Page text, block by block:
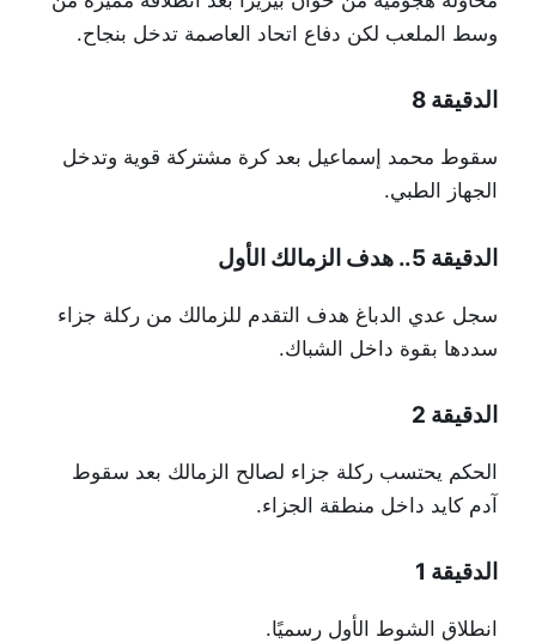
وسط الملعب لكن دفاع اتحاد العاصمة تدخل بنجاح.
الدقيقة 8
سقوط محمد إسماعيل بعد كرة مشتركة قوية وتدخل
الجهاز الطبي.
الدقيقة 5.. هدف الزمالك الأول
سجل عدي الدباغ هدف التقدم للزمالك من ركلة جزاء
سددها بقوة داخل الشباك.
الدقيقة 2
الحكم يحتسب ركلة جزاء لصالح الزمالك بعد سقوط
آدم كايد داخل منطقة الجزاء.
الدقيقة 1
انطلاق الشوط الأول رسميًا.